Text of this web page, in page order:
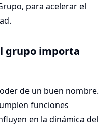
, para acelerar el
grupo importa
de un buen nombre.
funciones
en la dinámica del